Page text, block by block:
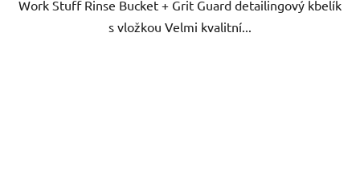
hvězdiček.
Work Stuff Rinse Bucket + Grit Guard detailingový kbelík
s vložkou Velmi kvalitní...